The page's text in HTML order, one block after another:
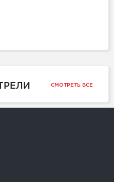
СМОТРЕТЬ ВСЕ